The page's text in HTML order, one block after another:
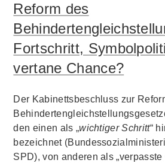
Reform des
Fortschritt,
vertane Chance?
Der Kabinettsbeschluss zur
den einen als „wichtiger Schritt“
bezeichnet
SPD), von anderen als „verpasste